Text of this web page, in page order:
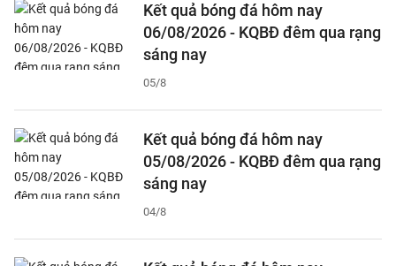
Kết quả bóng đá hôm nay
06/08/2026 - KQBĐ đêm qua rạng
sáng nay
05/8
Kết quả bóng đá hôm nay
05/08/2026 - KQBĐ đêm qua rạng
sáng nay
04/8